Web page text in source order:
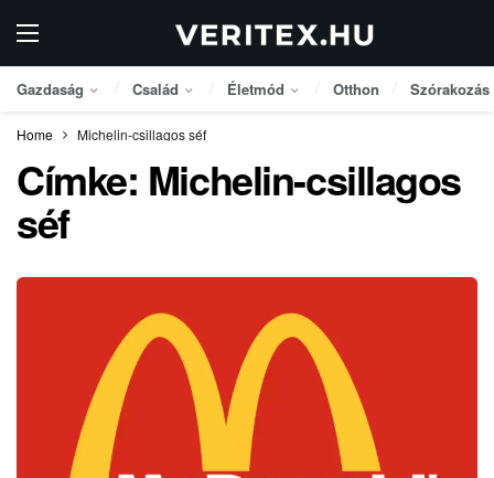
Gazdaság Család Életmód Otthon Szórakozás
Home Michelin-csillagos séf
Címke: Michelin-csillagos
séf